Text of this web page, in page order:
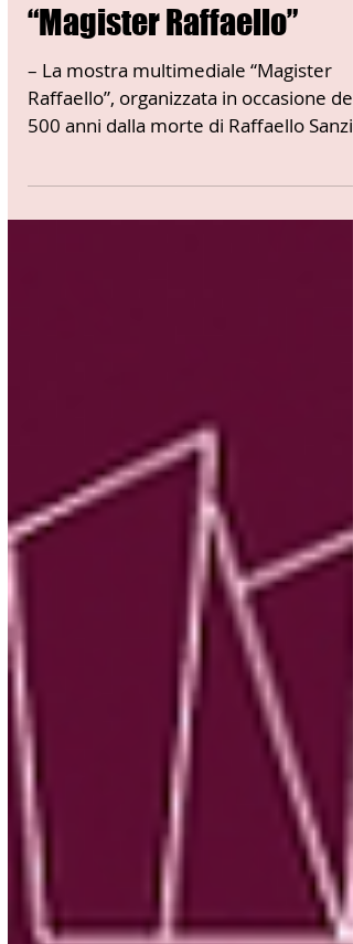
Horizonte la mostra
“Magister Raffaello”
– La mostra multimediale “Magister